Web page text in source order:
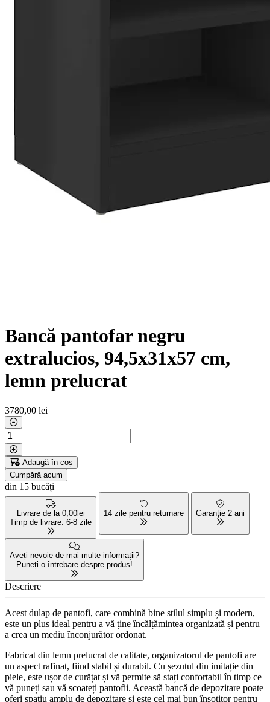
Bancă pantofar negru
extralucios, 94,5x31x57 cm,
lemn prelucrat
3780,00 lei
Adaugă în coș
Cumpără acum
din 15 bucăți
Livrare de la 0,00lei
Timp de livrare: 6-8 zile
14 zile pentru returnare Garanție 2 ani
Aveți nevoie de mai multe informații?
Puneți o întrebare despre produs!
Descriere
Acest dulap de pantofi, care combină bine stilul simplu și modern,
este un plus ideal pentru a vă ține încălțămintea organizată și pentru
a crea un mediu înconjurător ordonat.
Fabricat din lemn prelucrat de calitate, organizatorul de pantofi are
un aspect rafinat, fiind stabil și durabil. Cu șezutul din imitație din
piele, este ușor de curățat și vă permite să stați confortabil în timp ce
vă puneți sau vă scoateți pantofii. Această bancă de depozitare poate
oferi spațiu amplu de depozitare și este cel mai bun însoțitor pentru